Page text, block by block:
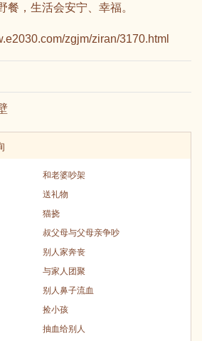
，生活会安宁、幸福。
zgjm/ziran/3170.html
和老婆吵架
送礼物
猫挠
叔父母与父母亲争吵
别人家奔丧
与家人团聚
别人鼻子流血
捡小孩
抽血给别人